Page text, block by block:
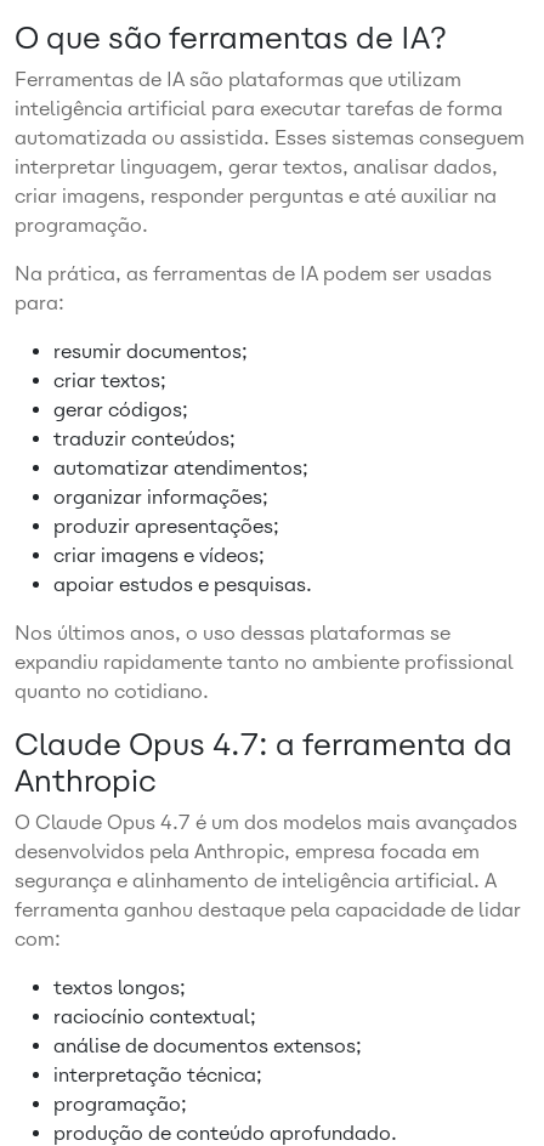
O que são ferramentas de IA?
Ferramentas de IA são plataformas que utilizam
inteligência artificial para executar tarefas de forma
automatizada ou assistida. Esses sistemas conseguem
interpretar linguagem, gerar textos, analisar dados,
criar imagens, responder perguntas e até auxiliar na
programação.
Na prática, as ferramentas de IA podem ser usadas
para:
resumir documentos;
criar textos;
gerar códigos;
traduzir conteúdos;
automatizar atendimentos;
organizar informações;
produzir apresentações;
criar imagens e vídeos;
apoiar estudos e pesquisas.
Nos últimos anos, o uso dessas plataformas se
expandiu rapidamente tanto no ambiente profissional
quanto no cotidiano.
Claude Opus 4.7: a ferramenta da
Anthropic
O Claude Opus 4.7 é um dos modelos mais avançados
desenvolvidos pela Anthropic, empresa focada em
segurança e alinhamento de inteligência artificial. A
ferramenta ganhou destaque pela capacidade de lidar
com:
textos longos;
raciocínio contextual;
análise de documentos extensos;
interpretação técnica;
programação;
produção de conteúdo aprofundado.